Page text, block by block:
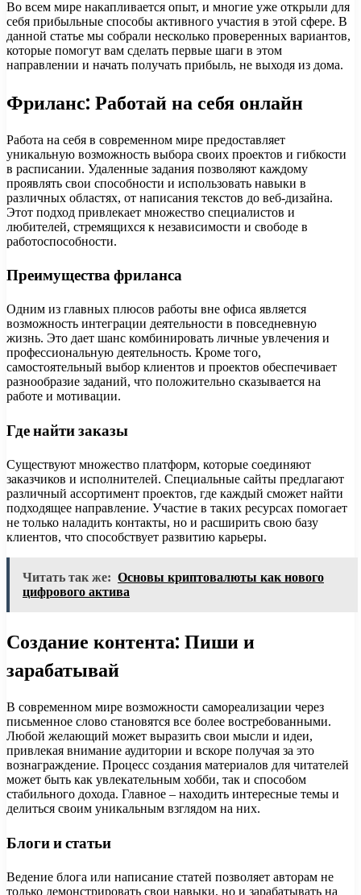
Во всем мире накапливается опыт, и многие уже открыли для
себя прибыльные способы активного участия в этой сфере. В
данной статье мы собрали несколько проверенных вариантов,
которые помогут вам сделать первые шаги в этом
направлении и начать получать прибыль, не выходя из дома.
Фриланс: Работай на себя онлайн
Работа на себя в современном мире предоставляет
уникальную возможность выбора своих проектов и гибкости
в расписании. Удаленные задания позволяют каждому
проявлять свои способности и использовать навыки в
различных областях, от написания текстов до веб-дизайна.
Этот подход привлекает множество специалистов и
любителей, стремящихся к независимости и свободе в
работоспособности.
Преимущества фриланса
Одним из главных плюсов работы вне офиса является
возможность интеграции деятельности в повседневную
жизнь. Это дает шанс комбинировать личные увлечения и
профессиональную деятельность. Кроме того,
самостоятельный выбор клиентов и проектов обеспечивает
разнообразие заданий, что положительно сказывается на
работе и мотивации.
Где найти заказы
Существуют множество платформ, которые соединяют
заказчиков и исполнителей. Специальные сайты предлагают
различный ассортимент проектов, где каждый сможет найти
подходящее направление. Участие в таких ресурсах помогает
не только наладить контакты, но и расширить свою базу
клиентов, что способствует развитию карьеры.
Читать так же: Основы криптовалюты как нового
цифрового актива
Создание контента: Пиши и
зарабатывай
В современном мире возможности самореализации через
письменное слово становятся все более востребованными.
Любой желающий может выразить свои мысли и идеи,
привлекая внимание аудитории и вскоре получая за это
вознаграждение. Процесс создания материалов для читателей
может быть как увлекательным хобби, так и способом
стабильного дохода. Главное – находить интересные темы и
делиться своим уникальным взглядом на них.
Блоги и статьи
Ведение блога или написание статей позволяет авторам не
только демонстрировать свои навыки, но и зарабатывать на